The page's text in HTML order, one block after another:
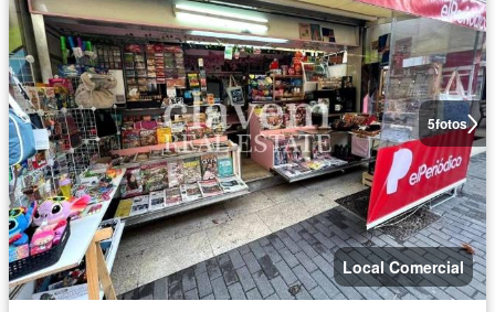
5fotos
Local Comercial